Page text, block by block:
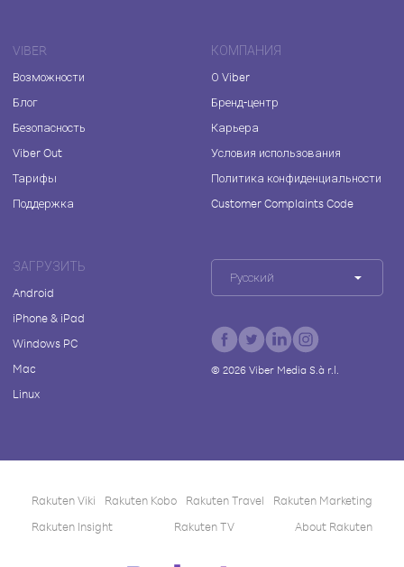
VIBER
Возможности
Блог
Безопасность
Viber Out
Тарифы
Поддержка
КОМПАНИЯ
О Viber
Бренд-центр
Карьера
Условия использования
Политика конфиденциальности
Customer Complaints Code
ЗАГРУЗИТЬ
Android
iPhone & iPad
Windows PC
Mac
Linux
Русский
© 2026Viber Media S.à r.l.
Rakuten Viki Rakuten Kobo Rakuten Travel
Rakuten Marketing
Rakuten Insight
Rakuten TV About Rakuten